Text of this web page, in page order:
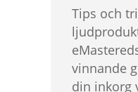
Tips och
vinnande
din inkorg